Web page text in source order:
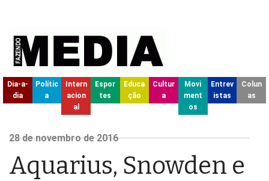
Dia-a-
dia
Polític
a
Intern
acion
al
Espor
tes
Educa
ção
Cultur
a
Movi
ment
os
Entrev
istas
Colun
as
28de novembro de2016
Aquarius, Snowden e